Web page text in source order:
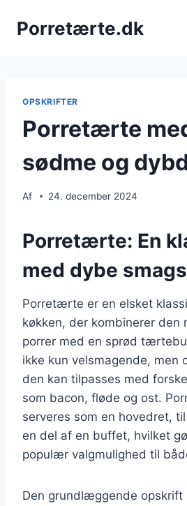
Porretærte.dk
OPSKRIFTER
Porretærte
sødme og
Af 24. december 2024
Porretærte: En
med dybe
Porretærte er en elsket
køkken, der kombinerer den
porrer med en sprød
ikke kun velsmagende, men
den kan tilpasses med
som bacon, fløde og ost.
serveres som en hovedret,
en del af en buffet, hvilket
populær valgmulighed til
Den grundlæggende